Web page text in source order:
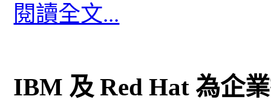
閱讀全文...
IBM 及 Red Hat 為企